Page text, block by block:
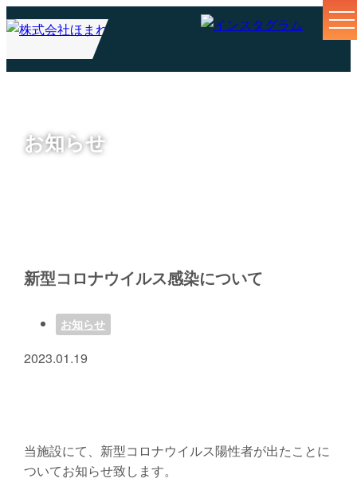
お知らせ
新型コロナウイルス感染について
お知らせ
2023.01.19
当施設にて、新型コロナウイルス陽性者が出たことに
ついてお知らせ致します。